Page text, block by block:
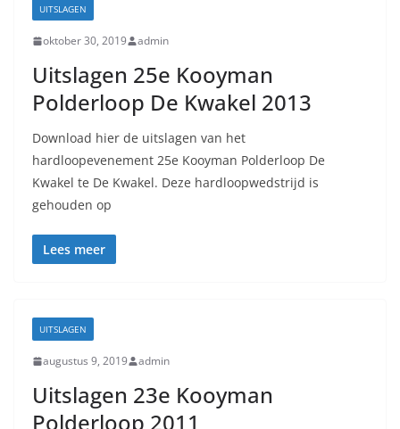
UITSLAGEN
oktober 30, 2019 admin
Uitslagen 25e Kooyman
Polderloop De Kwakel 2013
Download hier de uitslagen van het
hardloopevenement 25e Kooyman Polderloop De
Kwakel te De Kwakel. Deze hardloopwedstrijd is
gehouden op
Lees meer
UITSLAGEN
augustus 9, 2019 admin
Uitslagen 23e Kooyman
Polderloop 2011